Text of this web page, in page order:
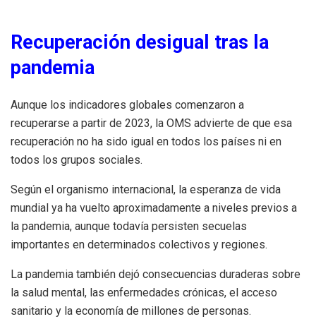
Recuperación desigual tras la
pandemia
Aunque los indicadores globales comenzaron a
recuperarse a partir de 2023, la OMS advierte de que esa
recuperación no ha sido igual en todos los países ni en
todos los grupos sociales.
Según el organismo internacional, la esperanza de vida
mundial ya ha vuelto aproximadamente a niveles previos a
la pandemia, aunque todavía persisten secuelas
importantes en determinados colectivos y regiones.
La pandemia también dejó consecuencias duraderas sobre
la salud mental, las enfermedades crónicas, el acceso
sanitario y la economía de millones de personas.